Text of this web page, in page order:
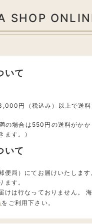
SHOP
いて
円（税込み）以上で送料
の場合は550円の送料がかか
ます。）
いて
便局）にてお届けいたしま
ます。
けは行なっておりません。
をご利用下さい。